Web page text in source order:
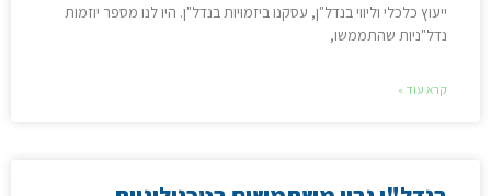
ייעוץ כלכלי וליווי בנדל"ן, עסקנו ביזמויות בנדל"ן. היו לנו מספר יוזמות
נדל"ניות שהתממשו,
קרא עוד »